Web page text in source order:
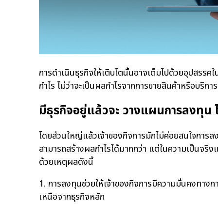
การดำเนินธุรกิจให้เติบโตนั้นอาจเต็มไปด้วยอุปสรร
กำไร ไม่ว่าจะเป็นผลกำไรจากการขายสินค้าหรือบริ
มีธุรกิจอยู่แล้วจะ วางแผนการลงทุน
โดยส่วนใหญ่แล้วเจ้าของกิจการมักไม่ค่อยสนใจการ
สามารถสร้างผลกำไรได้มากกว่า แต่ในความเป็นจ
ด้วยเหตุผลดังนี้
1. การลงทุนช่วยให้เจ้าของกิจการมีความมั่นคงทาง
เหนือจากธุรกิจหลัก